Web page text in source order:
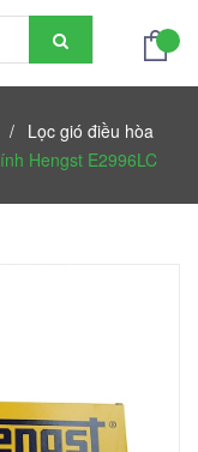
/ Lọc gió điều hòa
Hengst E2996LC